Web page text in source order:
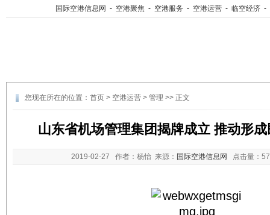
国际空港信息网 - 空港聚焦 - 空港服务 - 空港运营 - 临空经济 -
您现在所在的位置： 首页 > 空港运营 > 管理 >> 正文
山东省机场管理集团揭牌成立 推动形
2019-02-27 作者：杨怡 来源： 国际空港信息网 点击量：